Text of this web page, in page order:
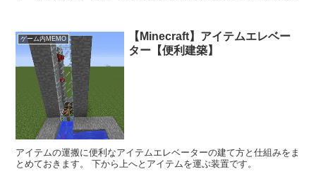
ゲーム内MEMO
【Minecraft】アイテムエレベー
ター【便利建築】
アイテムの運搬に便利なアイテムエレベーターの建て方と仕組みをま
とめておきます。 下から上へとアイテムを運ぶ装置です。